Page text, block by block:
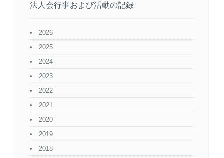
法人会行事および活動の記録
2026
2025
2024
2023
2022
2021
2020
2019
2018